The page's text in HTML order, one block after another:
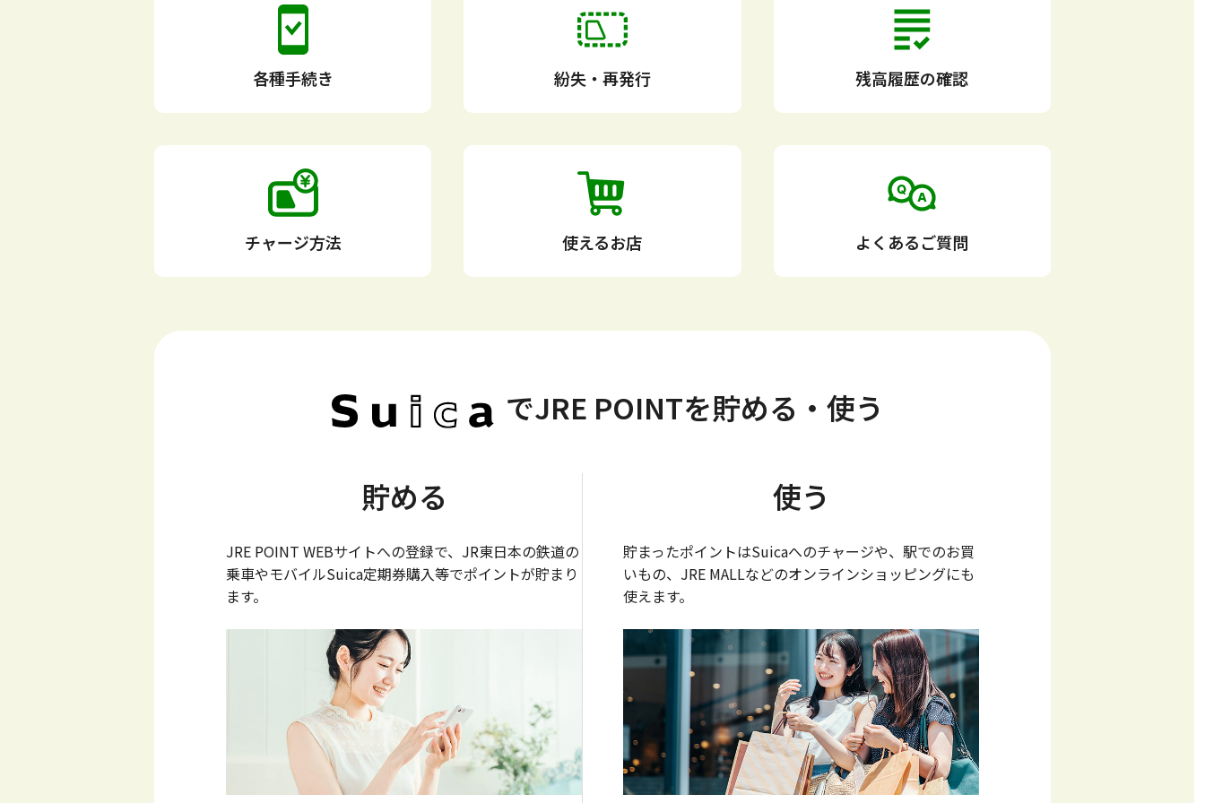
各種手続き 紛失・再発行 残高履歴の確認
チャージ方法 使えるお店 よくあるご質問
でJRE POINTを貯める・使う
貯める
JRE POINT WEBサイトへの登録で、JR東日本の鉄道の
乗車やモバイルSuica定期券購入等でポイントが貯まり
ます。
使う
貯まったポイントはSuicaへのチャージや、駅でのお買
いもの、JRE MALLなどのオンラインショッピングにも
使えます。